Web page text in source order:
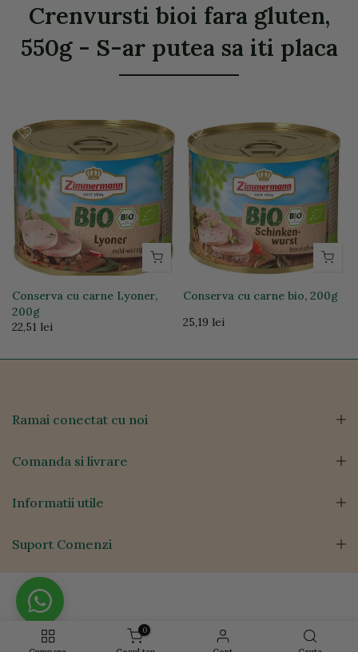
Crenvursti bioi fara gluten,
550g - S-ar putea sa iti placa
Conserva cu carne Lyoner,
200g
22,51 lei
Conserva cu carne bio, 200g
25,19 lei
Ramai conectat cu noi
Comanda si livrare
Informatii utile
Suport Comenzi
0